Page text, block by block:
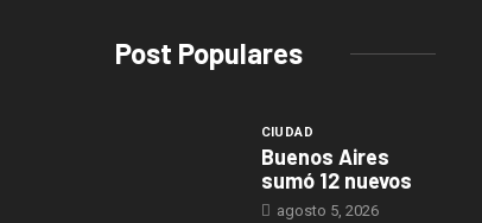
Post Populares
CIUDAD
Buenos Aires
sumó 12 nuevos
agosto 5, 2026